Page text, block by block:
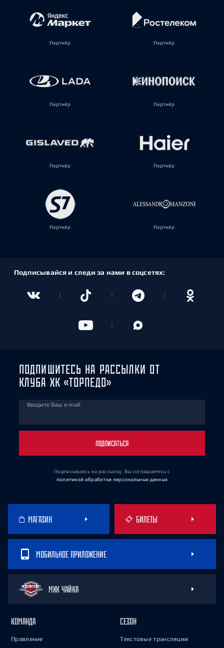
Партнёр Партнёр
Партнёр Партнёр
Партнёр Партнёр
Партнёр Партнёр
Подписывайся и следи за нами в соцсетях:
ПОДПИШИТЕСЬ НА РАССЫЛКИ ОТ
КЛУБА ХК «ТОРПЕДО»
Введите Ваш e-mail
ПОДПИСАТЬСЯ
Подписываясь на рассылку, Вы соглашаетесь с
политикой обработки персональных данных
МАГАЗИН БИЛЕТЫ
МОБИЛЬНОЕ ПРИЛОЖЕНИЕ
МХК ЧАЙКА
КОМАНДА
Правление
СЕЗОН
Текстовые трансляции